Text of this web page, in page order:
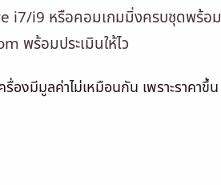
i7/i9 หรือคอมเกมมิ่งครบชุดพร้อม
พร้อมประเมินให้ไว
รื่องมีมูลค่าไม่เหมือนกัน เพราะราคาขึ้น